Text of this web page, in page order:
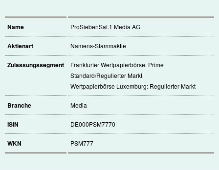
Name ProSiebenSat.1 Media AG
Aktienart Namens-Stammaktie
Zulassungssegment
Frankfurter Wertpapierbörse: Prime
Standard/Regulierter Markt
Wertpapierbörse Luxemburg: Regulierter Markt
Branche Media
ISIN DE000PSM7770
WKN PSM777